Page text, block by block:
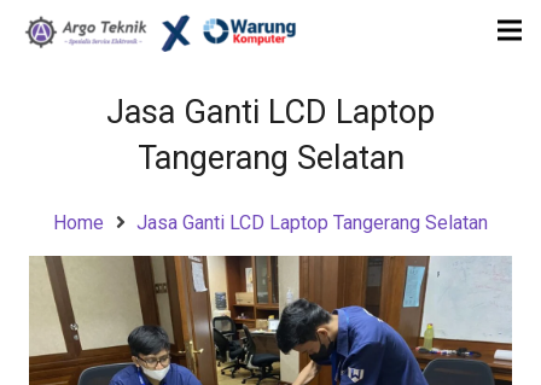
Jasa Ganti LCD Laptop
Tangerang Selatan
Home Jasa Ganti LCD Laptop Tangerang Selatan